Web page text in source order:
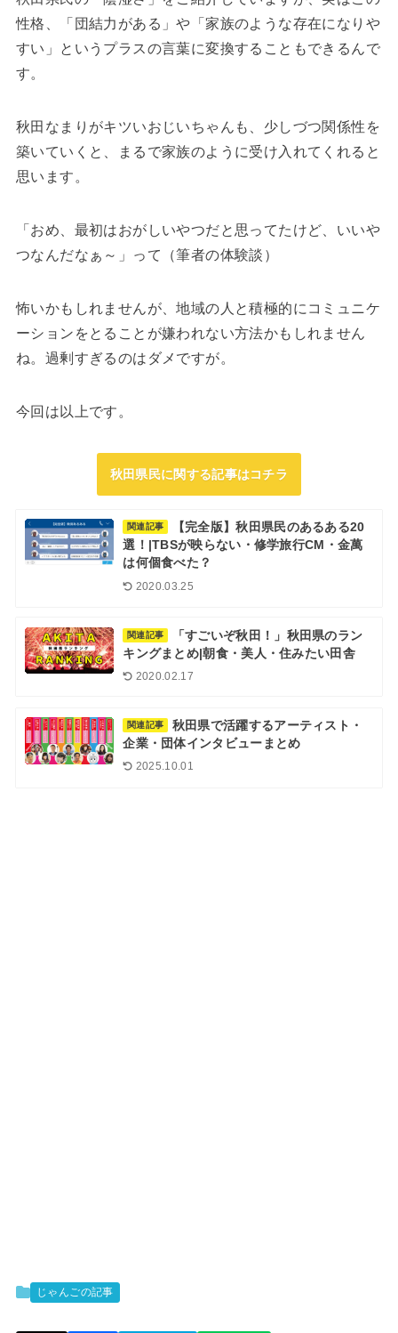
性格、「団結力がある」や「家族のような存在になりや
すい」というプラスの言葉に変換することもできるんで
す。
秋田なまりがキツいおじいちゃんも、少しづつ関係性を
築いていくと、まるで家族のように受け入れてくれると
思います。
「おめ、最初はおがしいやつだと思ってたけど、いいや
つなんだなぁ～」って（筆者の体験談）
怖いかもしれませんが、地域の人と積極的にコミュニケ
ーションをとることが嫌われない方法かもしれません
ね。過剰すぎるのはダメですが。
今回は以上です。
秋田県民に関する記事はコチラ
関連記事
【完全版】秋田県民のあるある20
選！|TBSが映らない・修学旅行CM・金萬
は何個食べた？
2020.03.25
関連記事
「すごいぞ秋田！」秋田県のラン
キングまとめ|朝食・美人・住みたい田舎
2020.02.17
関連記事
秋田県で活躍するアーティスト・
企業・団体インタビューまとめ
2025.10.01
じゃんごの記事